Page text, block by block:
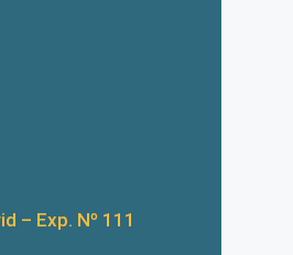
– Exp. Nº 111